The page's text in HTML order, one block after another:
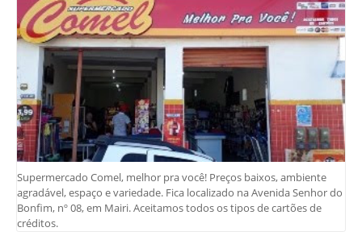
Supermercado Comel, melhor pra você! Preços baixos, ambiente
agradável, espaço e variedade. Fica localizado na Avenida Senhor do
Bonfim, nº 08, em Mairi. Aceitamos todos os tipos de cartões de
créditos.